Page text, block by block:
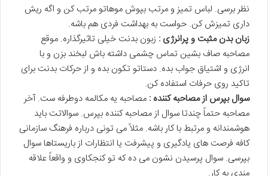
نظر برسی. لباس تمیز و مرتب بپوش موهاتو مرتب کن و اگه ریش
داری تمیزش کن. حواست به بهداشت فردی هم باشه.
زبان بدن مثبت و پرانرژی : زبون بدنت خیلی تاثیرگذاره. موقع
مصاحبه صاف بشین تماس چشمی داشته باش لبخند بزن و با
انرژی و اشتیاق جواب بده. دستاتو تکون بده و از حرکات بدنت برای
تاکید روی حرفات استفاده کن.
سوال بپرس از مصاحبه کننده : مصاحبه یه مکالمه دوطرفه ست. آخر
مصاحبه حتماً چندتا سوال از مصاحبه کننده بپرس. سوالاتت باید
هوشمندانه و مرتبط با کار باشه. مثلاً می تونی درباره فرهنگ سازمانی
کافه فرصت های یادگیری و پیشرفت یا انتظارات از باریستاها سوال
بپرسی. سوال پرسیدن نشون می ده که تو کنجکاوی و واقعاً علاقه